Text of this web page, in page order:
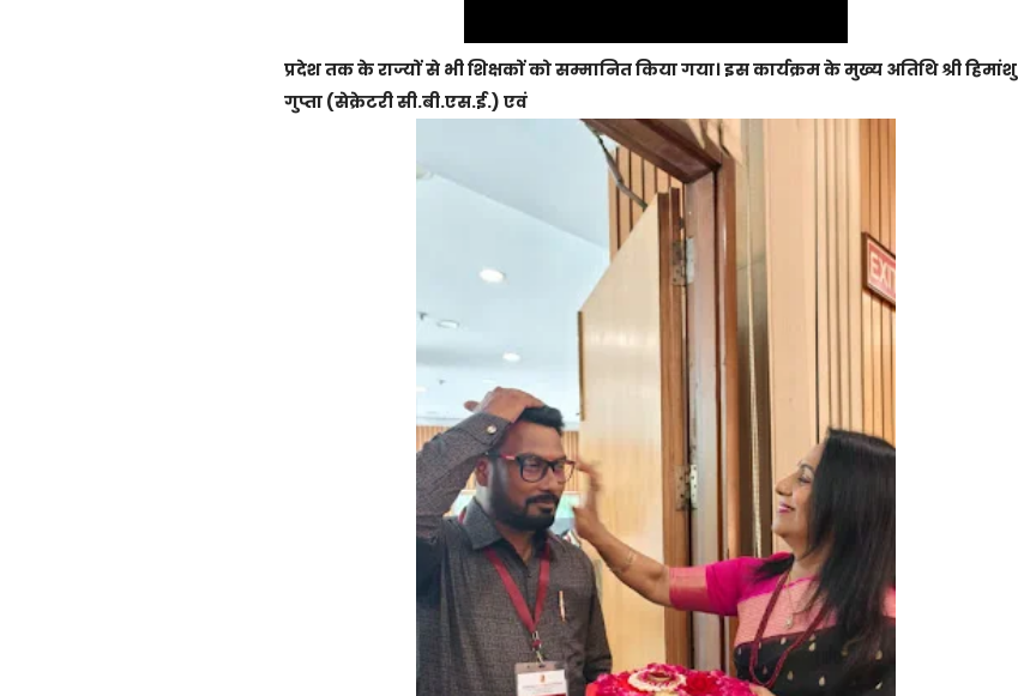
प्रदेश तक के राज्यों से भी शिक्षकों को सम्मानित किया गया। इस कार्यक्रम के मुख्य अतिथि श्री हिमांशु
गुप्ता (सेक्रेटरी सी.बी.एस.ई.) एवं